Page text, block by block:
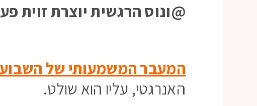
@ונוס הרגשית יוצרת זוית
המעבר המשמעותי של השבוע
האנרגטי, עליו הוא שולט.